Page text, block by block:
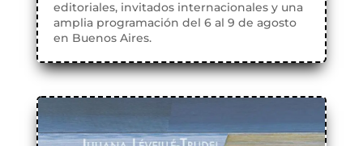
editoriales, invitados internacionales y una
amplia programación del 6 al 9 de agosto
en Buenos Aires.